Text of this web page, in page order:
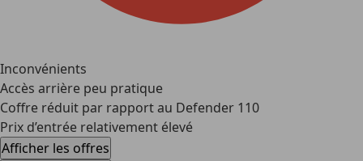
Inconvénients
Accès arrière peu pratique
Coffre réduit par rapport au Defender 110
Prix d’entrée relativement élevé
Afficher les offres